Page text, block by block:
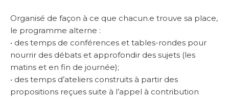
Organisé de façon à ce que chacun.e trouve sa place,
le programme alterne :
• des temps de conférences et tables-rondes pour
nourrir des débats et approfondir des sujets (les
matins et en fin de journée);
• des temps d’ateliers construits à partir des
propositions reçues suite à l’appel à contribution